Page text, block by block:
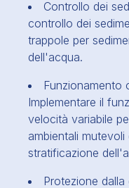
Controllo dei
controllo dei
trappole per
dell'acqua.
Funzionamento
Implementare il
velocità variabile
ambientali
stratificazione
Protezione